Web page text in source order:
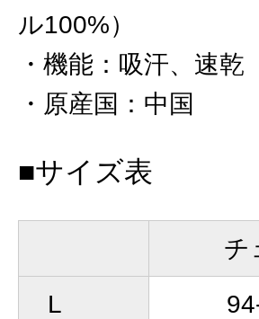
ル100%）
機能 ： 吸汗、速乾
原産国 ： 中国
■サイズ表
チ
L